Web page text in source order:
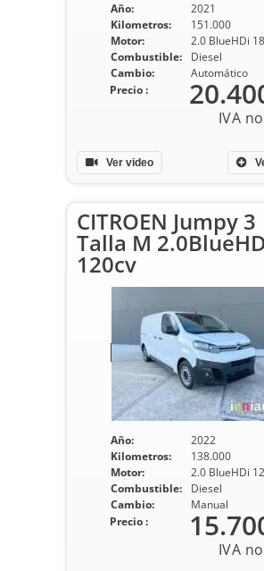
Año:
2021
Kilometros:
151.000
Motor:
2.0 BlueHDi
Combustible:
Diesel
Cambio:
Automático
Precio :
Ver video
CITROEN Jumpy 3
Talla M
120cv
Año:
2022
Kilometros:
138.000
Motor:
2.0 BlueHDi
Combustible:
Diesel
Cambio:
Manual
Precio :